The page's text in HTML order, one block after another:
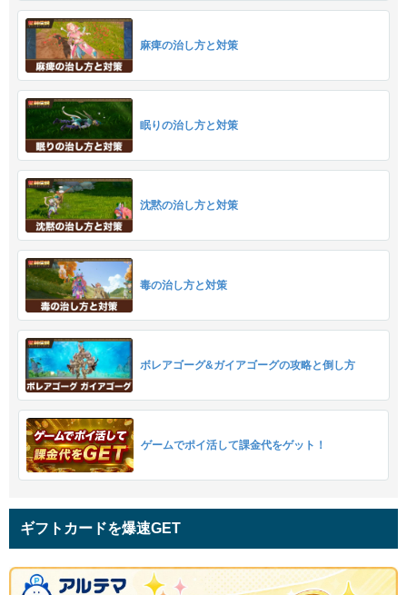
麻痺の治し方と対策
眠りの治し方と対策
沈黙の治し方と対策
毒の治し方と対策
ボレアゴーグ&ガイアゴーグの攻略と倒し方
ゲームでポイ活して課金代をゲット！
ギフトカードを爆速GET